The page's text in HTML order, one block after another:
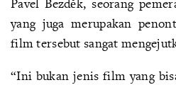
Pavel Bezděk, seorang
yang juga merupakan
film tersebut sangat
“Ini bukan jenis film yang